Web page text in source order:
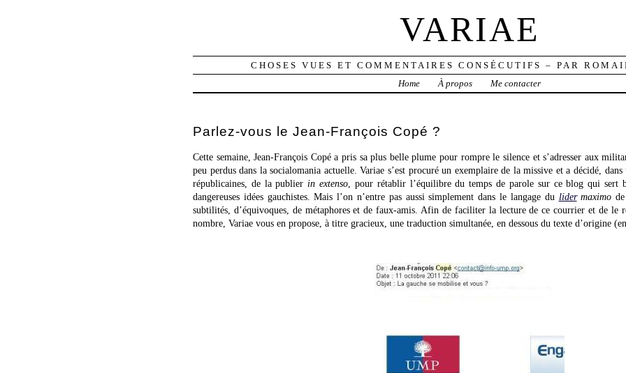
VARIAE
CHOSES VUES ET COMMENTAIRES CONSÉCUTIFS – PAR
Home
À propos Me contacter
Parlez-vous le Jean-François Copé ?
Cette semaine, Jean-François Copé a pris sa plus belle plume pour rompre le silence et s’adresser aux
peu perdus dans la socialomania actuelle. Variae s’est procuré un exemplaire de la missive et a décidé,
républicaines, de la publier in extenso , pour rétablir l’équilibre du temps de parole sur ce blog qui sert
dangereuses idées gauchistes. Mais l’on n’entre pas aussi simplement dans le langage du lidermaximo
subtilités, d’équivoques, de métaphores et de faux-amis. Afin de faciliter la lecture de ce courrier et de le
nombre, Variae vous en propose, à titre gracieux, une traduction simultanée, en dessous du texte d’origine